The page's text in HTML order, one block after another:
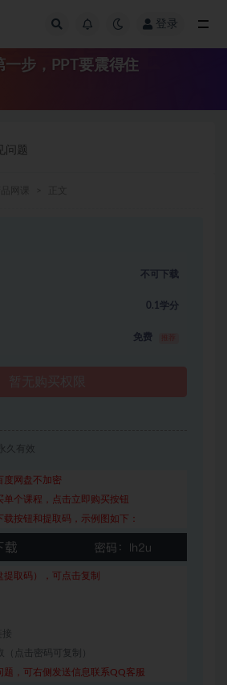
登录
步，PPT要震得住
问题
不可下载
0.1学分
免费
永久有效
度网盘不加密
个课程，点击立即购买按钮
按钮和提取码，示例图如下：
取码），可点击复制
点击密码可复制）
题，可右侧发送信息联系QQ客服